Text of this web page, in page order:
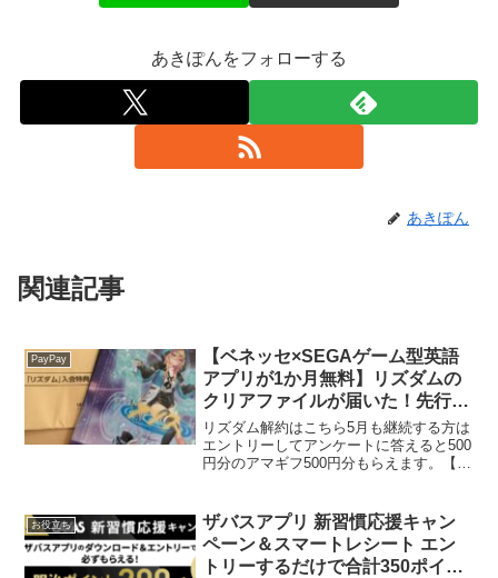
あきぽんをフォローする
あきぽん
関連記事
PayPay
【ベネッセ×SEGAゲーム型英語
アプリが1か月無料】リズダムの
クリアファイルが届いた！先行申
込＆紹介特典で500円分のアマギ
フもらえるのは3/31まで！
リズダム解約はこちら5月も継続する方は
エントリーしてアンケートに答えると500
円分のアマギフ500円分もらえます。【謝
以降も継続契約いただき、後日メールで
お...
お役立ち
ザバスアプリ 新習慣応援キャン
ペーン＆スマートレシート エン
トリーするだけで合計350ポイン